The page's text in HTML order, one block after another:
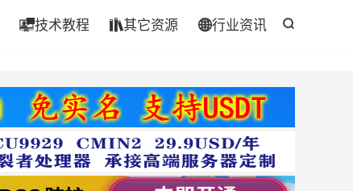

技术教程 其它资源 行业资讯